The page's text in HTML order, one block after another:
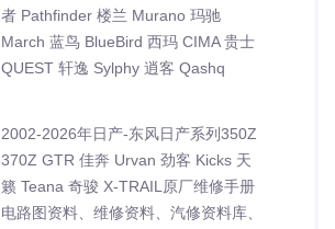
者 Pathfinder 楼兰 Murano 玛驰
March 蓝鸟 BlueBird 西玛 CIMA 贵士
QUEST 轩逸 Sylphy 逍客 Qashq
2002-2026年日产-东风日产系列350Z
370Z GTR 佳奔 Urvan 劲客 Kicks 天
籁 Teana 奇骏 X-TRAIL原厂维修手册
电路图资料、维修资料、汽修资料库、